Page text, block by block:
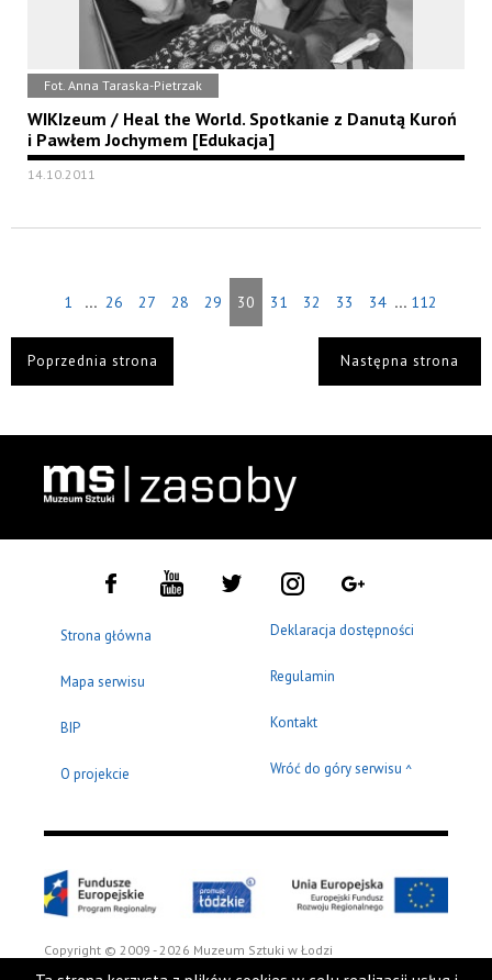
Fot. Anna Taraska-Pietrzak
WIKIzeum / Heal the World. Spotkanie z Danutą Kuroń
i Pawłem Jochymem [Edukacja]
14.10.2011
1 ... 26 27 28 29 30 31 32 33 34 ... 112
Poprzednia strona Następna strona
Strona główna
Mapa serwisu
BIP
O projekcie
Deklaracja dostępności
Regulamin
Kontakt
Wróć do góry serwisu ^
Copyright © 2009 - 2026 Muzeum Sztuki w Łodzi